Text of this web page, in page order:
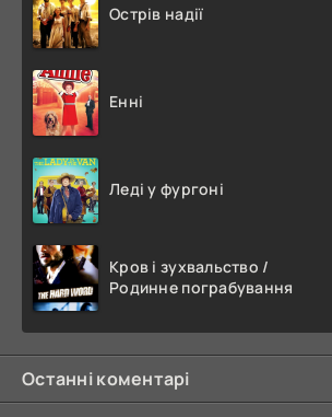
Острів надії
Енні
Леді у фургоні
Кров і зухвальство /
Родинне пограбування
Останні коментарі